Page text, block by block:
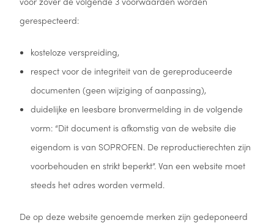
gerespecteerd:
kosteloze verspreiding,
respect voor de integriteit van de gereproduceerde
documenten (geen wijziging of aanpassing),
duidelijke en leesbare bronvermelding in de volgende
vorm: “Dit document is afkomstig van de website die
eigendom is van SOPROFEN. De reproductierechten zijn
voorbehouden en strikt beperkt”. Van een website moet
steeds het adres worden vermeld.
De op deze website genoemde merken zijn gedeponeerd